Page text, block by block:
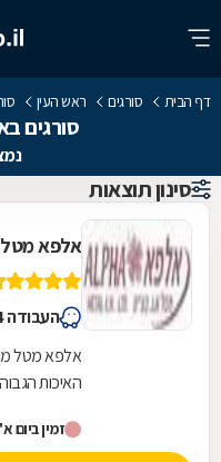
דף הבית סורגים ראש העין
סורגים
נמצאו
סינון תוצאות
אלפא
העבודה 24, ראש העין
אלפא מטל
האיכות
מספקת...
זמין ביום א'